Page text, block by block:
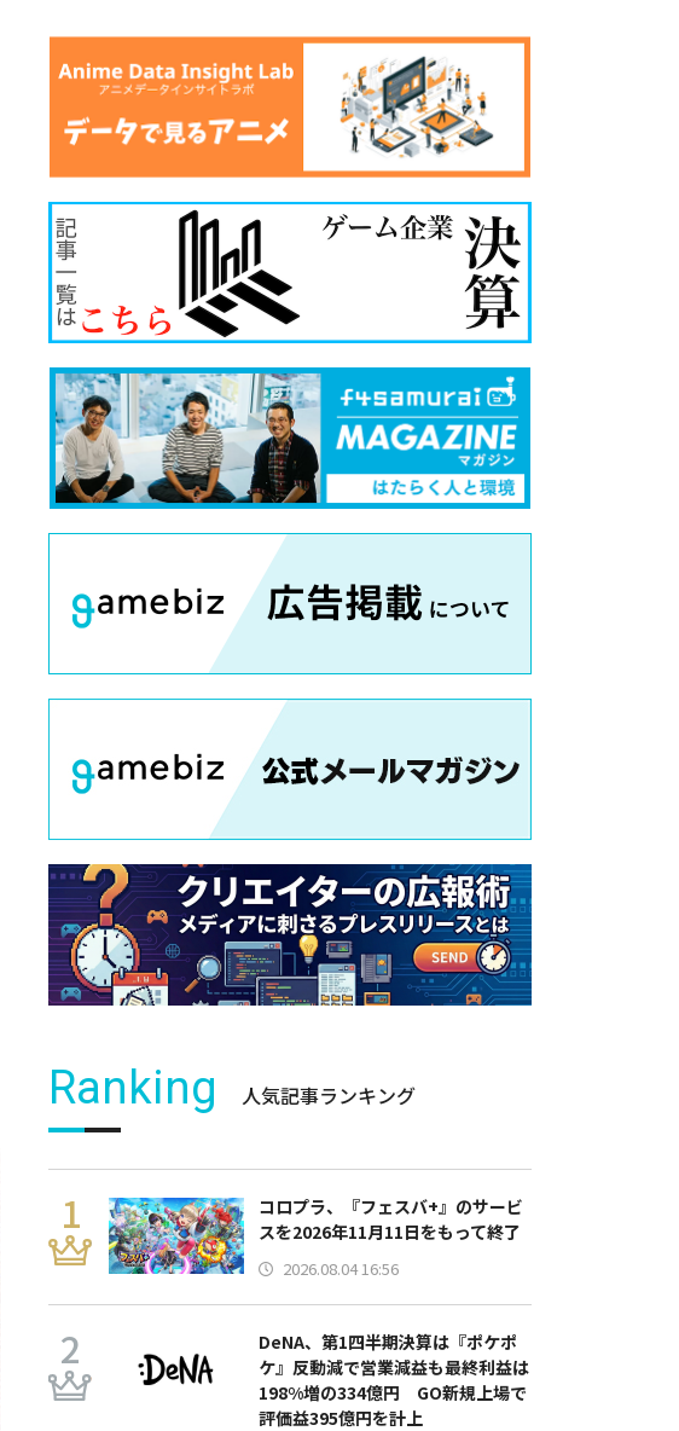
Ranking 人気記事ランキング
コロプラ、『フェスバ+』のサービ
スを2026年11月11日をもって終了
2026.08.04 16:56
DeNA、第1四半期決算は『ポケポ
ケ』反動減で営業減益も最終利益は
198%増の334億円 GO新規上場で
評価益395億円を計上